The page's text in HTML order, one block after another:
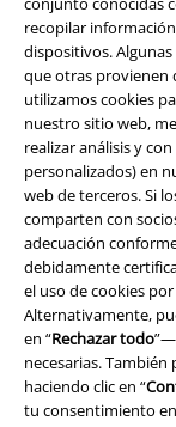
recopilar
dispositivos.
que otras provienen
utilizamos cookies
nuestro sitio web,
realizar análisis y
personalizados) en
web de terceros. Si
comparten con
adecuación
debidamente
el uso de cookies
Alternativamente,
en “Rechazar todo
necesarias.
haciendo clic en “
tu consentimiento
Legal
Términos y
Aviso Legal
Ley protección de
Eliminación de
Declaración de
Información sobre
Configuración